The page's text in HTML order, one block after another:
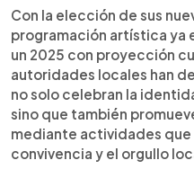
Con la elección de sus
programación artística ya
un 2025 con proyección
autoridades locales han
no solo celebran la
sino que también
mediante actividades
convivencia y el orgullo